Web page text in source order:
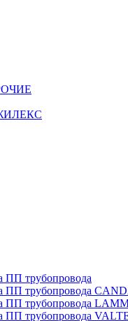
ПП трубопровода
ПП трубопровода
ПП трубопровода
ПП трубопровода